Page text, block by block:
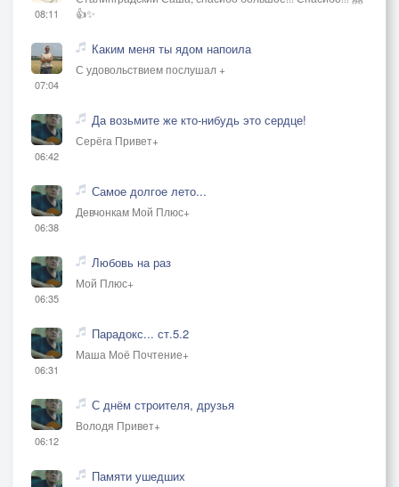
08:11
👍✨
07:04
Каким меня ты ядом напоила
С удовольствием послушал +
06:42
Да возьмите же кто-нибудь это сердце!
Серёга Привет+
06:38
Самое долгое лето...
Девчонкам Мой Плюс+
06:35
Любовь на раз
Мой Плюс+
06:31
Парадокс... ст.5.2
Маша Моё Почтение+
06:12
С днём строителя, друзья
Володя Привет+
Памяти ушедших